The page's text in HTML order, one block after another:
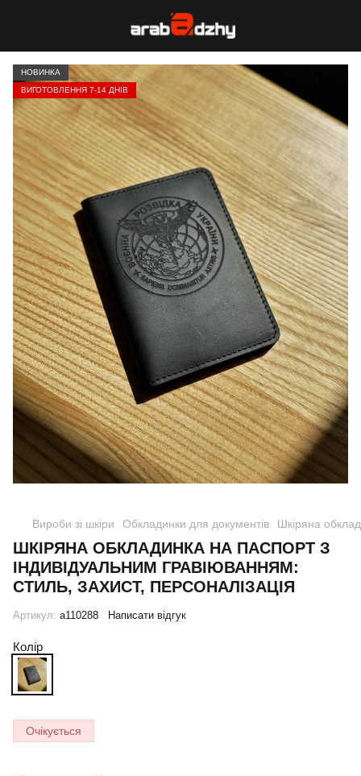
НОВИНКА
ВИГОТОВЛЕННЯ 7-14 ДНІВ
Вироби зі шкіри Обкладинки для документів Шкіряна
ШКІРЯНА ОБКЛАДИНКА НА ПАСПОРТ З
ІНДИВІДУАЛЬНИМ ГРАВІЮВАННЯМ:
СТИЛЬ, ЗАХИСТ, ПЕРСОНАЛІЗАЦІЯ
Артикул: a110288 Написати відгук
Колір
Очікується